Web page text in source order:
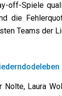
off-Spiele
die
Teams der
Laura